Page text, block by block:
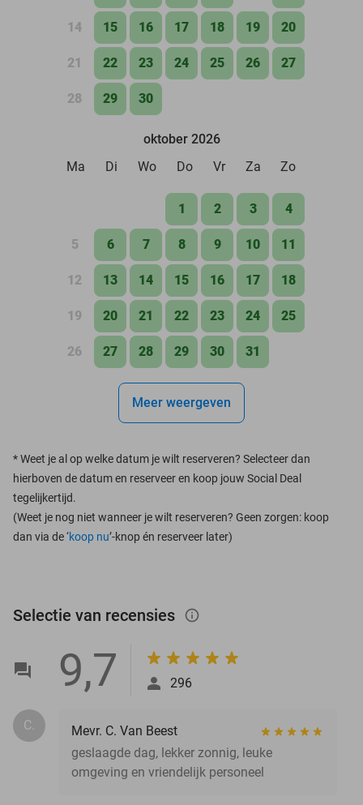
14 15 16 17 18 19 20
21 22 23 24 25 26 27
28 29 30
oktober 2026
Ma
Di Wo Do Vr Za Zo
1 2 3 4
5 6 7 8 9 10 11
12 13 14 15 16 17 18
19 20 21 22 23 24 25
26 27 28 29 30 31
Meer weergeven
*Weet je al op welke datum je wilt reserveren? Selecteer dan
hierboven de datum en reserveer en koop jouw Social Deal
tegelijkertijd.
(Weet je nog niet wanneer je wilt reserveren? Geen zorgen: koop
dan via de ‘koop nu’-knop én reserveer later)
Selectie van recensies info_outlined
9,7 296
C.
Mevr. C. Van Beest
geslaagde dag, lekker zonnig, leuke
omgeving en vriendelijk personeel